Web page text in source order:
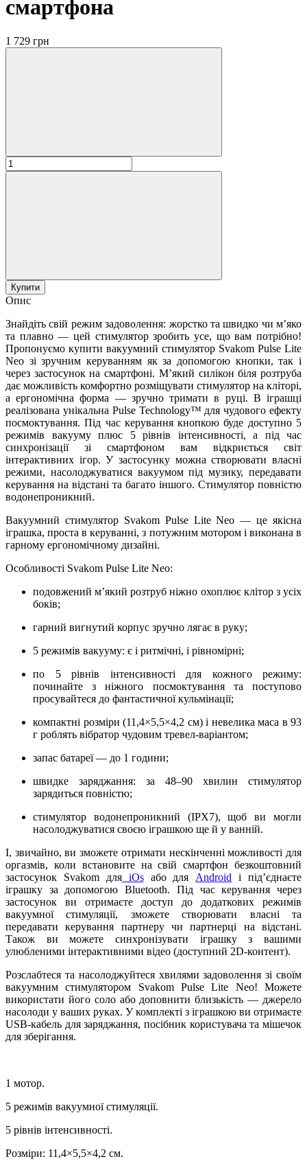
смартфона
1 729 грн
Купити
Опис
Знайдіть свій режим задоволення: жорстко та швидко чи м’яко
та плавно — цей стимулятор зробить усе, що вам потрібно!
Пропонуємо купити вакуумний стимулятор Svakom Pulse Lite
Neo зі зручним керуванням як за допомогою кнопки, так і
через застосунок на смартфоні. М’який силікон біля розтруба
дає можливість комфортно розміщувати стимулятор на кліторі,
а ергономічна форма — зручно тримати в руці. В іграшці
реалізована унікальна Pulse Technology™ для чудового ефекту
посмоктування. Під час керування кнопкою буде доступно 5
режимів вакууму плюс 5 рівнів інтенсивності, а під час
синхронізації зі смартфоном вам відкриється світ
інтерактивних ігор. У застосунку можна створювати власні
режими, насолоджуватися вакуумом під музику, передавати
керування на відстані та багато іншого. Стимулятор повністю
водонепроникний.
Вакуумний стимулятор Svakom Pulse Lite Neo — це якісна
іграшка, проста в керуванні, з потужним мотором і виконана в
гарному ергономічному дизайні.
Особливості Svakom Pulse Lite Neo:
подовжений м’який розтруб ніжно охоплює клітор з усіх
боків;
гарний вигнутий корпус зручно лягає в руку;
5 режимів вакууму: є і ритмічні, і рівномірні;
по 5 рівнів інтенсивності для кожного режиму:
починайте з ніжного посмоктування та поступово
просувайтеся до фантастичної кульмінації;
компактні розміри (11,4×5,5×4,2 см) і невелика маса в 93
г роблять вібратор чудовим тревел-варіантом;
запас батареї — до 1 години;
швидке заряджання: за 48–90 хвилин стимулятор
зарядиться повністю;
стимулятор водонепроникний (IPX7), щоб ви могли
насолоджуватися своєю іграшкою ще й у ванній.
І, звичайно, ви зможете отримати нескінченні можливості для
оргазмів, коли встановите на свій смартфон безкоштовний
застосунок Svakom дляiOsабо для Android і під’єднаєте
іграшку за допомогою Bluetooth. Під час керування через
застосунок ви отримаєте доступ до додаткових режимів
вакуумної стимуляції, зможете створювати власні та
передавати керування партнеру чи партнерці на відстані.
Також ви можете синхронізувати іграшку з вашими
улюбленими інтерактивними відео (доступний 2D-контент).
Розслабтеся та насолоджуйтеся хвилями задоволення зі своїм
вакуумним стимулятором Svakom Pulse Lite Neo! Можете
використати його соло або доповнити близькість — джерело
насолоди у ваших руках. У комплекті з іграшкою ви отримаєте
USB-кабель для заряджання, посібник користувача та мішечок
для зберігання.
1 мотор.
5 режимів вакуумної стимуляції.
5 рівнів інтенсивності.
Розміри: 11,4×5,5×4,2 см.